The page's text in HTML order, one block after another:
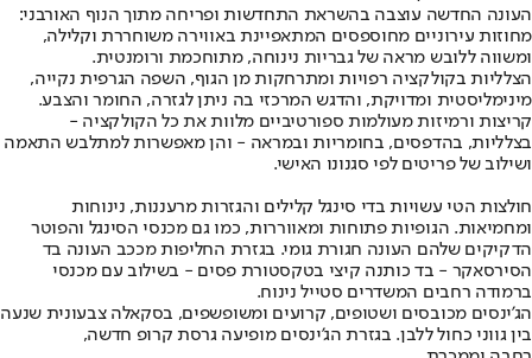
העונה החדשה עוצבה בהשראת התחדשות ופריחה מתוך הנוף האורבני:
מחוזות עירוניים מחוספסים המתאפיינת באווירה משוחררת וקלילה,
ומשווה ללובש מראה של גבריות נינוחה, מתוחכמת ורומנטית.
הצלליות בקולקציה רפויות ומתרחקות מן הגוף, השפה הגרפית נקייה,
מינימליסטית ומדויקת, והדגש המרכזי בה ניתן לגזרה, החומר והצבע.
קריצות ורמיזות מעולמות ספורטיביים מלוות את כל הקולקציה -
בצלליות, בהדפסים, בחומריות ובמראה - והן מאפשרות למתלבש התאמה
ושילוב של פריטים לפי סגנונו האישי.
חולצות הטי עשויות בדי סינגל קלילים והגזרות מרעננות, נינוחות
ומחמיאות. הגופיות פתוחות ומאווררות, כמו גם מכנסי הסינגל והפוטר
הדקיקים שלהם העונה חגורת גומי. בגזרת החליפות מככב העונה בד
הסירסאקר - בד כותנה קיצי בטקסטורת פסים - בשילוב עם מכנסי
ברמודה רחבים המשדרים סטייל נינוח.
הג'ינסים מכובסים ושטופים, קרועים ומשופשפים, בסקאלה צבעונית שנעה
בין גווני כחול ללבן. בגזרת הג'ינסים מופיעה גרסת קרופ חדשה,